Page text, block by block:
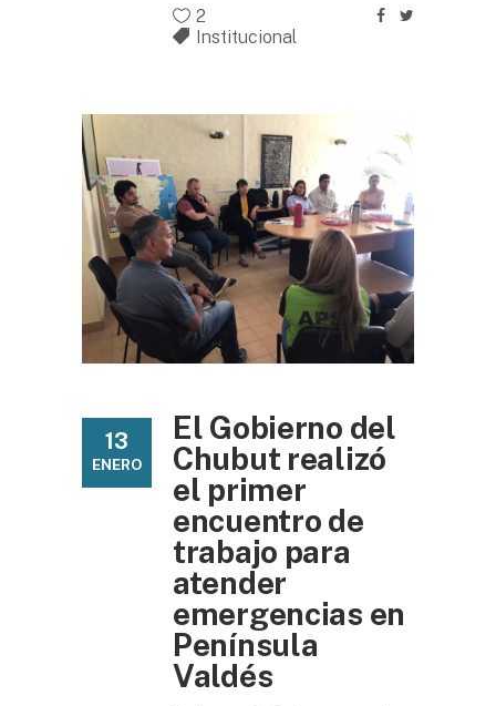
2
Institucional
13
ENERO
El Gobierno del
Chubut realizó
el primer
encuentro de
trabajo para
atender
emergencias en
Península
Valdés